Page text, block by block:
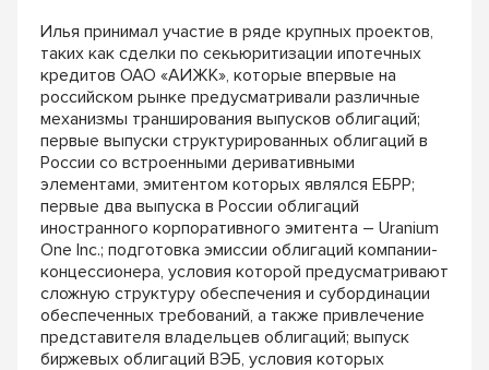
Илья принимал участие в ряде крупных проектов,
таких как сделки по секьюритизации ипотечных
кредитов ОАО «АИЖК», которые впервые на
российском рынке предусматривали различные
механизмы транширования выпусков облигаций;
первые выпуски структурированных облигаций в
России со встроенными деривативными
элементами, эмитентом которых являлся ЕБРР;
первые два выпуска в России облигаций
иностранного корпоративного эмитента – Uranium
One Inc.; подготовка эмиссии облигаций компании-
концессионера, условия которой предусматривают
сложную структуру обеспечения и субординации
обеспеченных требований, а также привлечение
представителя владельцев облигаций; выпуск
биржевых облигаций ВЭБ, условия которых